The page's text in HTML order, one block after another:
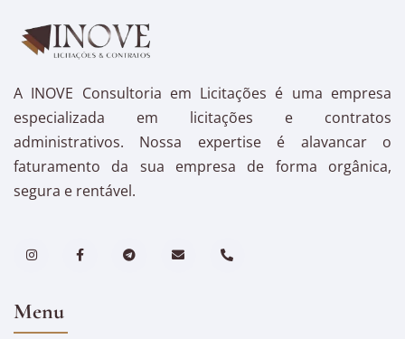
A INOVE Consultoria em Licitações é uma empresa
especializada em licitações e contratos
administrativos. Nossa expertise é alavancar o
faturamento da sua empresa de forma orgânica,
segura e rentável.
Menu